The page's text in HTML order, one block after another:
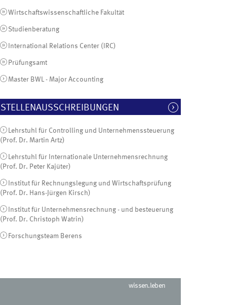
Wirtschaftswissenschaftliche Fakultät
Studienberatung
International Relations Center (IRC)
Prüfungsamt
Master BWL - Major Accounting
STELLENAUSSCHREIBUNGEN
Lehrstuhl für Controlling und Unternehmenssteuerung
(Prof. Dr. Martin Artz)
Lehrstuhl für Internationale Unternehmensrechnung
(Prof. Dr. Peter Kajüter)
Institut für Rechnungslegung und Wirtschaftsprüfung
(Prof. Dr. Hans-Jürgen Kirsch)
Institut für Unternehmensrechnung - und besteuerung
(Prof. Dr. Christoph Watrin)
Forschungsteam Berens
wissen.leben